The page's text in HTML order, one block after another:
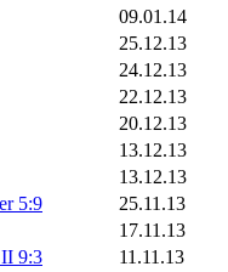
09.01.14
25.12.13
24.12.13
22.12.13
20.12.13
13.12.13
13.12.13
5:9
25.11.13
17.11.13
9:3
11.11.13